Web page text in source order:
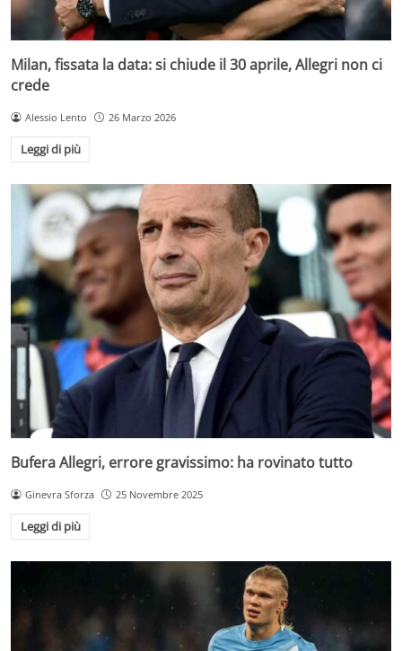
Milan, fissata la data: si chiude il 30 aprile, Allegri non ci
crede
Alessio Lento 26 Marzo 2026
Leggi di più
Bufera Allegri, errore gravissimo: ha rovinato tutto
Ginevra Sforza 25 Novembre 2025
Leggi di più